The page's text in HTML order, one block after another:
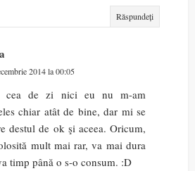
Răspundeți
2014 la 00:05
cea de zi nici eu nu m-am
chiar atât de bine, dar mi se
destul de ok şi aceea. Oricum,
mult mai rar, va mai dura
timp până o s-o consum. :D